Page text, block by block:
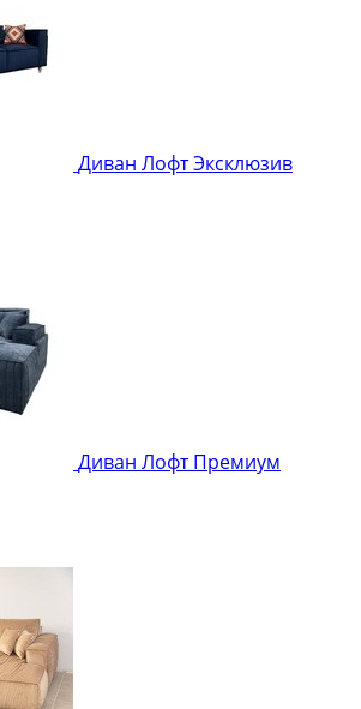
Диван Лофт Эксклюзив
Диван Лофт Премиум